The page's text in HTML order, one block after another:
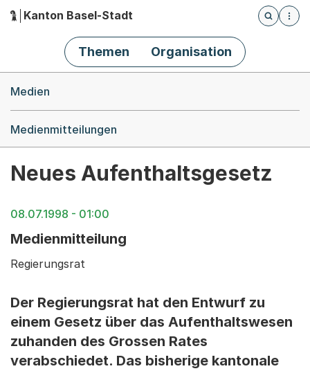
Hauptnavigation
Kanton Basel-Stadt
Öffnet
Themen Organisation
Medien
Medienmitteilungen
Neues Aufenthaltsgesetz
08.07.1998 - 01:00
Medienmitteilung
Regierungsrat
Der Regierungsrat hat den Entwurf zu
einem Gesetz über das Aufenthaltswesen
zuhanden des Grossen Rates
verabschiedet. Das bisherige kantonale